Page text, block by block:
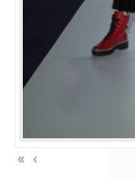
« ‹